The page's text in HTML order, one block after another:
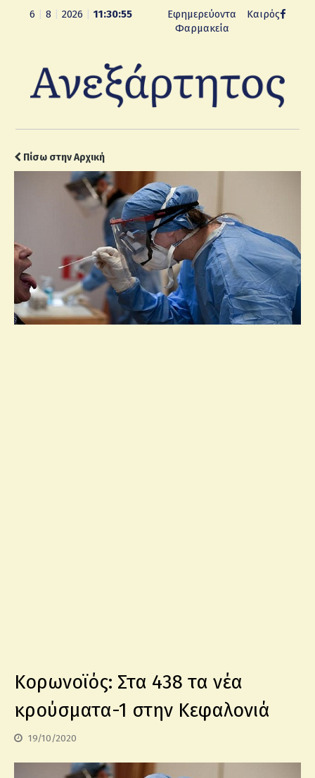
6 8 2026 11:30:56
Εφημερεύοντα
Φαρμακεία
Καιρός
Πίσω στην Αρχική
Κορωνοϊός: Στα 438 τα νέα
κρούσματα-1 στην Κεφαλονιά
19/10/2020